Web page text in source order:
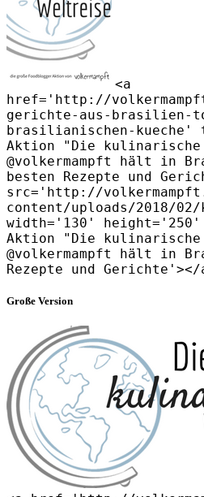
<a
href='http://
gerichte-aus-brasilien-
brasilianischen-
Aktion "Die kulinarische
@volkermampft hält in
besten Rezepte und
src='http://
content/uploads/2018/
width='130'
Aktion "Die kulinarische
@volkermampft hält in
Rezepte und Gerichte'></
Große Version